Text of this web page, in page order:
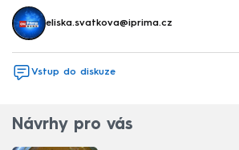
eliska.svatkova@iprima.cz
Vstup do diskuze
Návrhy pro vás